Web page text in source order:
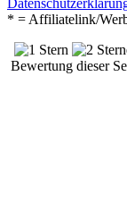
* = Affiliatelink/
Bewertung dieser